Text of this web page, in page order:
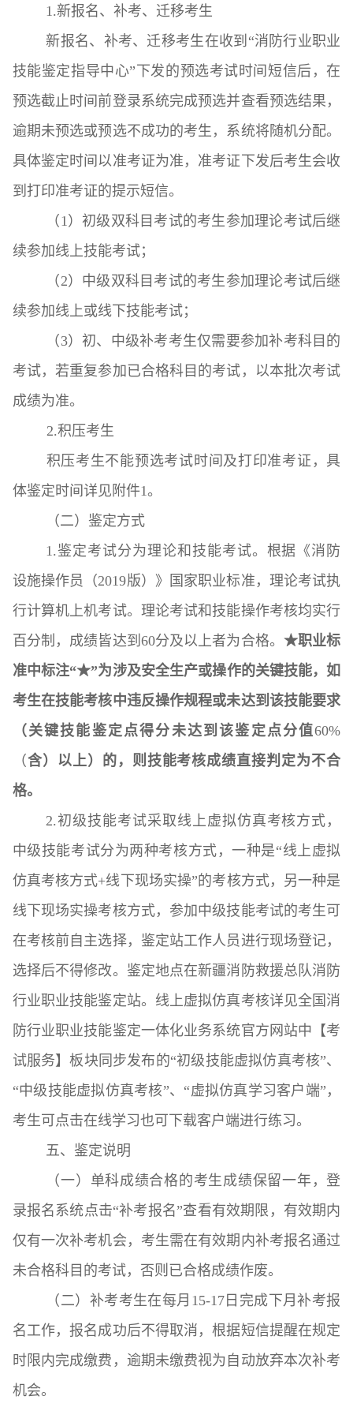
1.新报名、补考、迁移考生
新报名、补考、迁移考生在收到“消防行业职业
技能鉴定指导中心”下发的预选考试时间短信后，在
预选截止时间前登录系统完成预选并查看预选结果，
逾期未预选或预选不成功的考生，系统将随机分配。
具体鉴定时间以准考证为准，准考证下发后考生会收
到打印准考证的提示短信。
（1）初级双科目考试的考生参加理论考试后继
续参加线上技能考试；
（2）中级双科目考试的考生参加理论考试后继
续参加线上或线下技能考试；
（3）初、中级补考考生仅需要参加补考科目的
考试，若重复参加已合格科目的考试，以本批次考试
成绩为准。
2.积压考生
积压考生不能预选考试时间及打印准考证，具
体鉴定时间详见附件1。
（二）鉴定方式
1.鉴定考试分为理论和技能考试。根据《消防
设施操作员（2019版）》国家职业标准，理论考试执
行计算机上机考试。理论考试和技能操作考核均实行
百分制，成绩皆达到60分及以上者为合格。 ★职业标
准中标注“★”为涉及安全生产或操作的关键技能，如
考生在技能考核中违反操作规程或未达到该技能要求
（关键技能鉴定点得分未达到该鉴定点分值60%
（含）以上）的，则技能考核成绩直接判定为不合
格。
2.初级技能考试采取线上虚拟仿真考核方式，
中级技能考试分为两种考核方式，一种是“线上虚拟
仿真考核方式+线下现场实操”的考核方式，另一种是
线下现场实操考核方式，参加中级技能考试的考生可
在考核前自主选择，鉴定站工作人员进行现场登记，
选择后不得修改。鉴定地点在新疆消防救援总队消防
行业职业技能鉴定站。线上虚拟仿真考核详见全国消
防行业职业技能鉴定一体化业务系统官方网站中【考
试服务】板块同步发布的“初级技能虚拟仿真考核”、
“中级技能虚拟仿真考核”、“虚拟仿真学习客户端”，
考生可点击在线学习也可下载客户端进行练习。
五、鉴定说明
（一）单科成绩合格的考生成绩保留一年，登
录报名系统点击“补考报名”查看有效期限，有效期内
仅有一次补考机会，考生需在有效期内补考报名通过
未合格科目的考试，否则已合格成绩作废。
（二）补考考生在每月15-17日完成下月补考报
名工作，报名成功后不得取消，根据短信提醒在规定
时限内完成缴费，逾期未缴费视为自动放弃本次补考
机会。